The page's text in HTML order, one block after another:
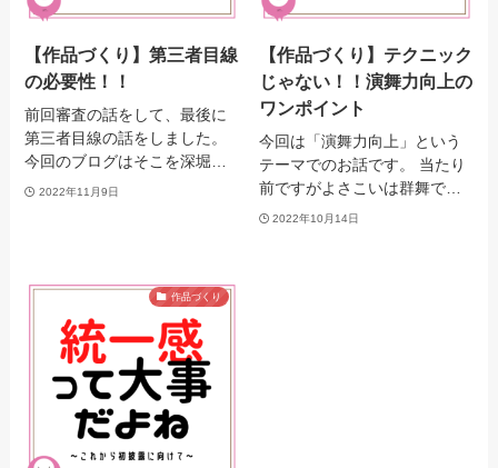
【作品づくり】第三者目線
の必要性！！
前回審査の話をして、最後に
第三者目線の話をしました。
今回のブログはそこを深堀…
2022年11月9日
【作品づくり】テクニック
じゃない！！演舞力向上の
ワンポイント
今回は「演舞力向上」という
テーマでのお話です。 当たり
前ですがよさこいは群舞で…
2022年10月14日
作品づくり